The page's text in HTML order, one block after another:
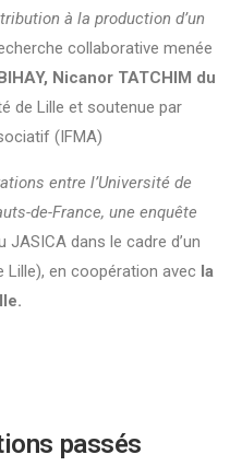
à la production d’un
collaborative menée
Nicanor TATCHIM du
de Lille et soutenue par
(IFMA)
entre l’Université de
de-France, une enquête
JASICA dans le cadre d’un
Lille), en coopération avec la
passés